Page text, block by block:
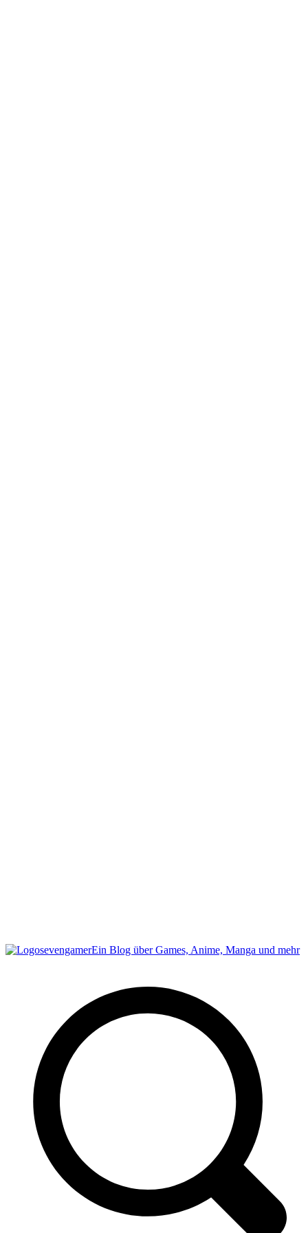
sevengamerEin Blog über Games, Anime, Manga und mehr